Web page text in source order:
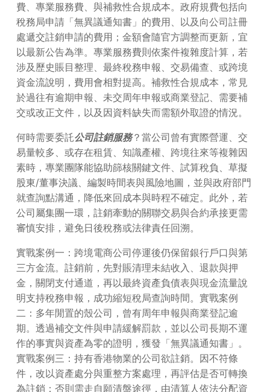
費、專業服務費、與補救性合規成本。政府規費包括向
稅務局申請「無異議通知書」的費用、以及向公司註冊
處遞交註銷申請的費用；金額會隨官方調整而更新，宜
以最新公告為準。專業服務費則依案件複雜度計算，若
涉及歷史賬目整理、最終稅務申報、交易備查、或跨境
資金流說明，費用會相對提高。補救性合規成本，常見
於過往有逾期申報、未交周年申報或商業登記、需要補
交或改正文件，以及因資料缺失而需額外取證的情況。
何時需要委託公司註銷服務？當公司曾有實際營運、交
易量較多、或存在租賃、知識產權、跨境往來等複雜因
素時，專業團隊能協助篩核關鍵文件、試算稅負、草擬
股東/董事決議、編製時間表與風險地圖，並與政府部門
就查詢點溝通，降低來回成本與時程不確定。此外，若
公司屬集團一環，註銷牽動的關聯交易與合約承接更需
審慎安排，避免日後稅務或法律責任回溯。
實戰案例一：跨境電商公司停運後仍保留銀行戶口與第
三方金流。註銷前，先對賬清理未結收入、退款與押
金，關閉支付通道，再以最終資產負債表與現金流量說
明支持稅務申報，成功縮短稅局查詢時間。實戰案例
二：多年閒置的殼公司，曾有周年申報與商業登記逾
期。透過補交文件與申請緩解罰款，並以公司長期不運
作的事實與資產為零的證明，獲發「無異議通知書」。
實戰案例三：持有香港物業的公司欲註銷。因不符條
件，改以資產處分與重整方案處理，再評估是否可轉換
為註銷；否則需走自願清盤途徑，由清算人依法分配資